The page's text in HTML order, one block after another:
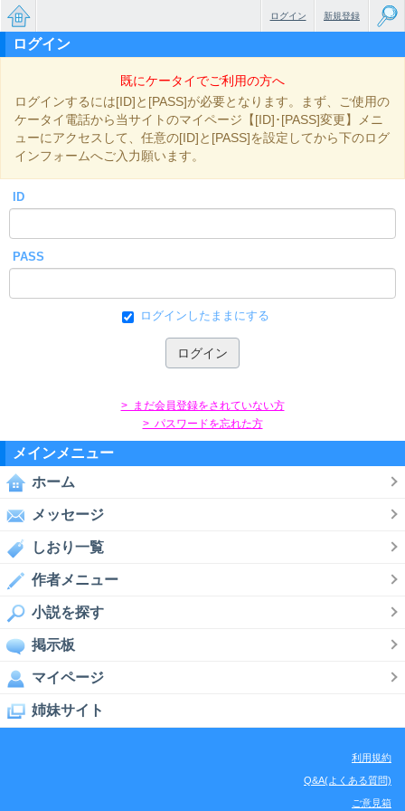
無料で
っと大
小説
新規登録
ログイン
ログイン
既にケータイでご利用の方へ
ログインするには[ID]と[PASS]が必要となります。まず、ご使用の
ケータイ電話から当サイトのマイページ【[ID]･[PASS]変更】メニ
ューにアクセスして、任意の[ID]と[PASS]を設定してから下のログ
インフォームへご入力願います。
ID
PASS
ログインしたままにする
> まだ会員登録をされていない方
> パスワードを忘れた方
メインメニュー
ホーム
メッセージ
しおり一覧
作者メニュー
小説を探す
掲示板
マイページ
姉妹サイト
利用規約
Q&A(よくある質問)
ご意見箱